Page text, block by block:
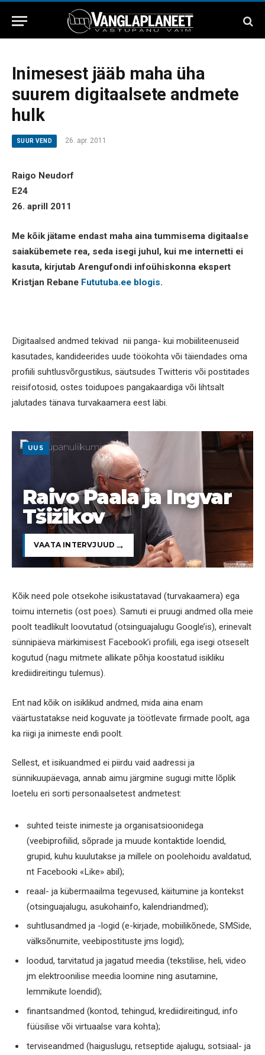
Inimesest jääb maha üha
suurem digitaalsete andmete
hulk
SUUR VEND 26. apr. 2011
Raigo Neudorf
E24
26. aprill 2011
Me kõik jätame endast maha aina tummisema digitaalse
saiakübemete rea, seda isegi juhul, kui me internetti ei
kasuta, kirjutab Arengufondi infoühiskonna ekspert
Kristjan Rebane Fututuba.ee blogis.
Digitaalsed andmed tekivad nii panga- kui mobiiliteenuseid
kasutades, kandideerides uude töökohta või täiendades oma
profiili suhtlusvõrgustikus, säutsudes Twitteris või postitades
reisifotosid, ostes toidupoes pangakaardiga või lihtsalt
jalutades tänava turvakaamera eest läbi.
UUS
Raivo Paala ja Ingvar
Tšižikov
VAATA INTERVJUUD
Kõik need pole otsekohe isikustatavad (turvakaamera) ega
toimu internetis (ost poes). Samuti ei pruugi andmed olla meie
poolt teadlikult loovutatud (otsinguajalugu Google’is), erinevalt
sünnipäeva märkimisest Facebook’i profiili, ega isegi otseselt
kogutud (nagu mitmete allikate põhja koostatud isikliku
krediidireitingu tulemus).
Ent nad kõik on isiklikud andmed, mida aina enam
väärtustatakse neid koguvate ja töötlevate firmade poolt, aga
ka riigi ja inimeste endi poolt.
Sellest, et isikuandmed ei piirdu vaid aadressi ja
sünnikuupäevaga, annab aimu järgmine sugugi mitte lõplik
loetelu eri sorti personaalsetest andmetest:
suhted teiste inimeste ja organisatsioonidega
(veebiprofiilid, sõprade ja muude kontaktide loendid,
grupid, kuhu kuulutakse ja millele on poolehoidu avaldatud,
nt Facebooki «Like» abil);
reaal- ja kübermaailma tegevused, käitumine ja kontekst
(otsinguajalugu, asukohainfo, kalendriandmed);
suhtlusandmed ja -logid (e-kirjade, mobiilikõnede, SMSide,
välksõnumite, veebipostituste jms logid);
loodud, tarvitatud ja jagatud meedia (tekstilise, heli, video
jm elektroonilise meedia loomine ning asutamine,
lemmikute loendid);
finantsandmed (kontod, tehingud, krediidireitingud, info
füüsilise või virtuaalse vara kohta);
terviseandmed (haiguslugu, retseptide ajalugu, sotsiaal- ja